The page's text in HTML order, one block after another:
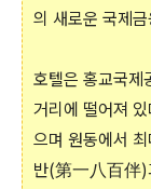
의 새로운 국제
호텔은 홍교국
거리에 떨어져
으며 원동에서
반(第一八百伴)